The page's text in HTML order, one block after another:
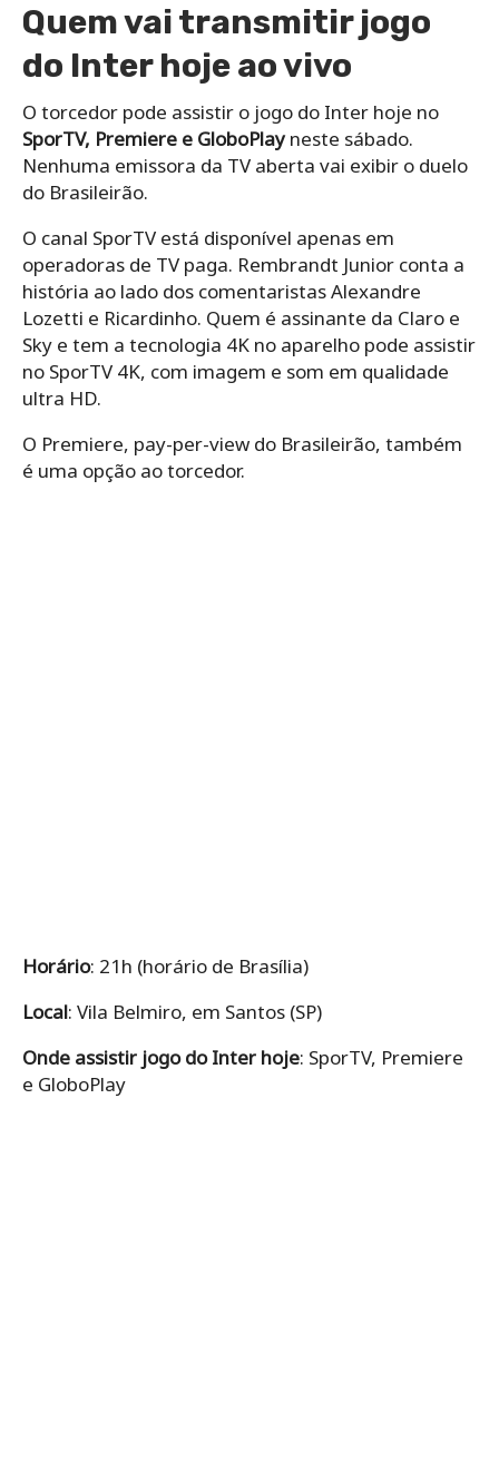
Quem vai transmitir jogo
do Inter hoje ao vivo
O torcedor pode assistir o jogo do Inter hoje no
SporTV, Premiere e GloboPlayneste sábado.
Nenhuma emissora da TV aberta vai exibir o duelo
do Brasileirão.
O canal SporTV está disponível apenas em
operadoras de TV paga. Rembrandt Junior conta a
história ao lado dos comentaristas Alexandre
Lozetti e Ricardinho. Quem é assinante da Claro e
Sky e tem a tecnologia 4K no aparelho pode assistir
no SporTV 4K, com imagem e som em qualidade
ultra HD.
O Premiere, pay-per-view do Brasileirão, também
é uma opção ao torcedor.
Horário: 21h (horário de Brasília)
Local: Vila Belmiro, em Santos (SP)
Onde assistir jogo do Inter hoje: SporTV, Premiere
e GloboPlay